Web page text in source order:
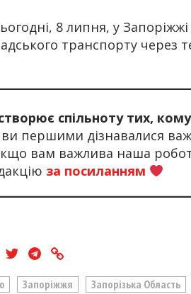
8 липня, у
транспорту через
спільноту тих,
першими дізнавалися
Якщо вам важлива наша
за посиланням
Запоріжжя Запорізька Область